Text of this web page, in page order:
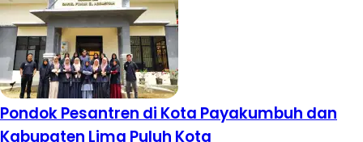
Pondok Pesantren di Kota Payakumbuh dan
Kabupaten Lima Puluh Kota